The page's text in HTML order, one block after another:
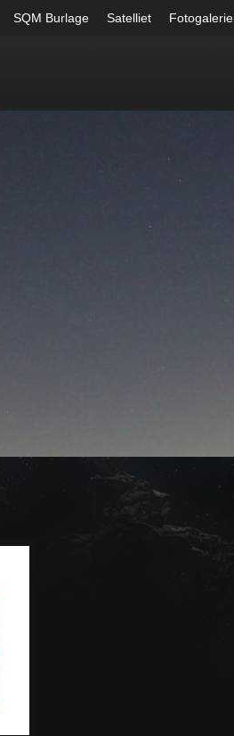
SQM Burlage Satelliet Fotogalerie